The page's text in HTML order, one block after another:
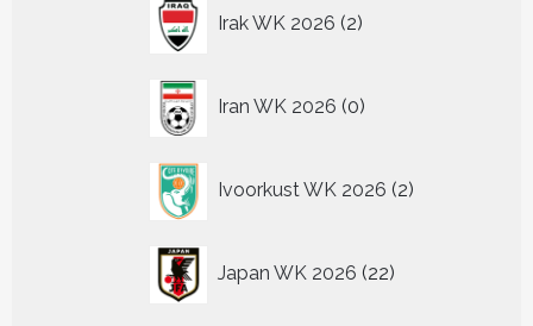
Irak WK 2026 2
producten
Iran WK 2026 0
producten
Ivoorkust WK 2026 2
producten
Japan WK 2026 22
producten